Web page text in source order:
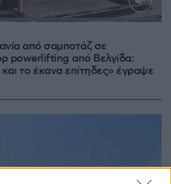
Loaded:
από σαμποτάζ σε
powerlifting από Βελγίδα:
και το έκανα επίτηδες» έγραψε